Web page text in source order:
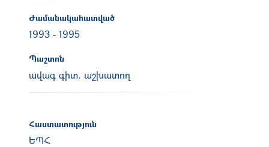
Ժամանակահատված
1993 - 1995
Պաշտոն
ավագ գիտ. աշխատող
Հաստատություն
ԵՊՀ